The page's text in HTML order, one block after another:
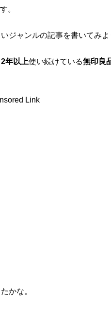
。
ジャンルの記事を書いてみ
2年以上使い続けている無印良
Link
かな。